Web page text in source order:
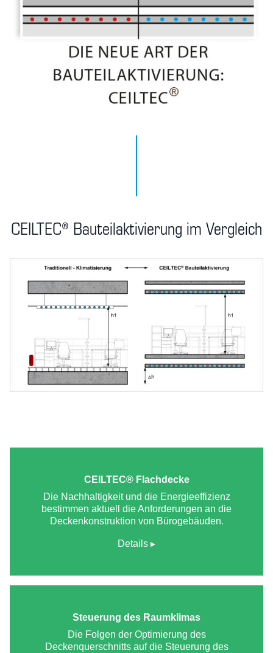
CEILTEC® Bauteilaktivierung im Vergleich
CEILTEC® Flachdecke
Die Nachhaltigkeit und die Energieeffizienz
bestimmen aktuell die Anforderungen an die
Deckenkonstruktion von Bürogebäuden.
Details
Steuerung des Raumklimas
Die Folgen der Optimierung des
Deckenquerschnitts auf die Steuerung des